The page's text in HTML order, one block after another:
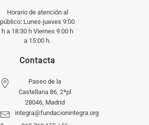
Horario de atención al
público: Lunes-jueves 9:00
h a 18:30 h Viernes 9:00 h
a 15:00 h.
Contacta
Paseo de la
Castellana 86, 2ªpl
28046, Madrid
integra@fundacionintegra.org